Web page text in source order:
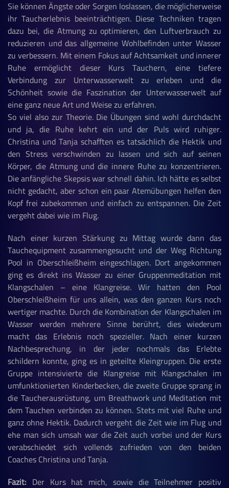
Sie können Ängste oder Sorgen loslassen, die möglicherweise
ihr Taucherlebnis beeinträchtigen. Diese Techniken tragen
dazu bei, die Atmung zu optimieren, den Luftverbrauch zu
reduzieren und das allgemeine Wohlbefinden unter Wasser
zu verbessern. Mit einem Fokus auf Achtsamkeit und innerer
Ruhe ermöglicht dieser Kurs Tauchern, eine tiefere
Verbindung zur Unterwasserwelt zu erleben und die
Schönheit sowie die Faszination der Unterwasserwelt auf
eine ganz neue Art und Weise zu erfahren.
So viel also zur Theorie. Die Übungen sind wohl durchdacht
und ja, die Ruhe kehrt ein und der Puls wird ruhiger.
Christina und Tanja schafften es tatsächlich die Hektik und
den Stress verschwinden zu lassen und sich auf seinen
Körper, die Atmung und die innere Ruhe zu konzentrieren.
Die anfängliche Skepsis war schnell dahin. Ich hätte es selbst
nicht gedacht, aber schon ein paar Atemübungen helfen den
Kopf frei zubekommen und einfach zu entspannen. Die Zeit
vergeht dabei wie im Flug.
Nach einer kurzen Stärkung zu Mittag wurde dann das
Tauchequipment zusammengesucht und der Weg Richtung
Pool in Oberschleißheim eingeschlagen. Dort angekommen
ging es direkt ins Wasser zu einer Gruppenmeditation mit
Klangschalen – eine Klangreise. Wir hatten den Pool
Oberschleißheim für uns allein, was den ganzen Kurs noch
wertiger machte. Durch die Kombination der Klangschalen im
Wasser werden mehrere Sinne berührt, dies wiederum
macht das Erlebnis noch spezieller. Nach einer kurzen
Nachbesprechung, in der jeder nochmals das Erlebte
schildern konnte, ging es in geteilte Kleingruppen. Die erste
Gruppe intensivierte die Klangreise mit Klangschalen im
umfunktionierten Kinderbecken, die zweite Gruppe sprang in
die Taucherausrüstung, um Breathwork und Meditation mit
dem Tauchen verbinden zu können. Stets mit viel Ruhe und
ganz ohne Hektik. Dadurch vergeht die Zeit wie im Flug und
ehe man sich umsah war die Zeit auch vorbei und der Kurs
verabschiedet sich vollends zufrieden von den beiden
Coaches Christina und Tanja.
Fazit: Der Kurs hat mich, sowie die Teilnehmer positiv